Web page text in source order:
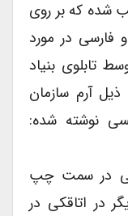
که بر روی
فارسی در مورد
تابلوی بنیاد
آرم سازمان
نوشته شده:
در سمت چپ
اتاقکی در